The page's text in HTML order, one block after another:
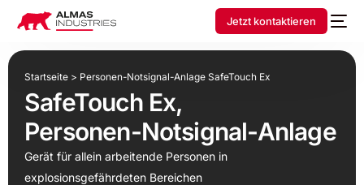
Jetzt kontaktieren
Startseite > Personen-Notsignal-Anlage SafeTouch Ex
SafeTouch Ex,
Personen-Notsignal-Anlage
Gerät für allein arbeitende Personen in
explosionsgefährdeten Bereichen